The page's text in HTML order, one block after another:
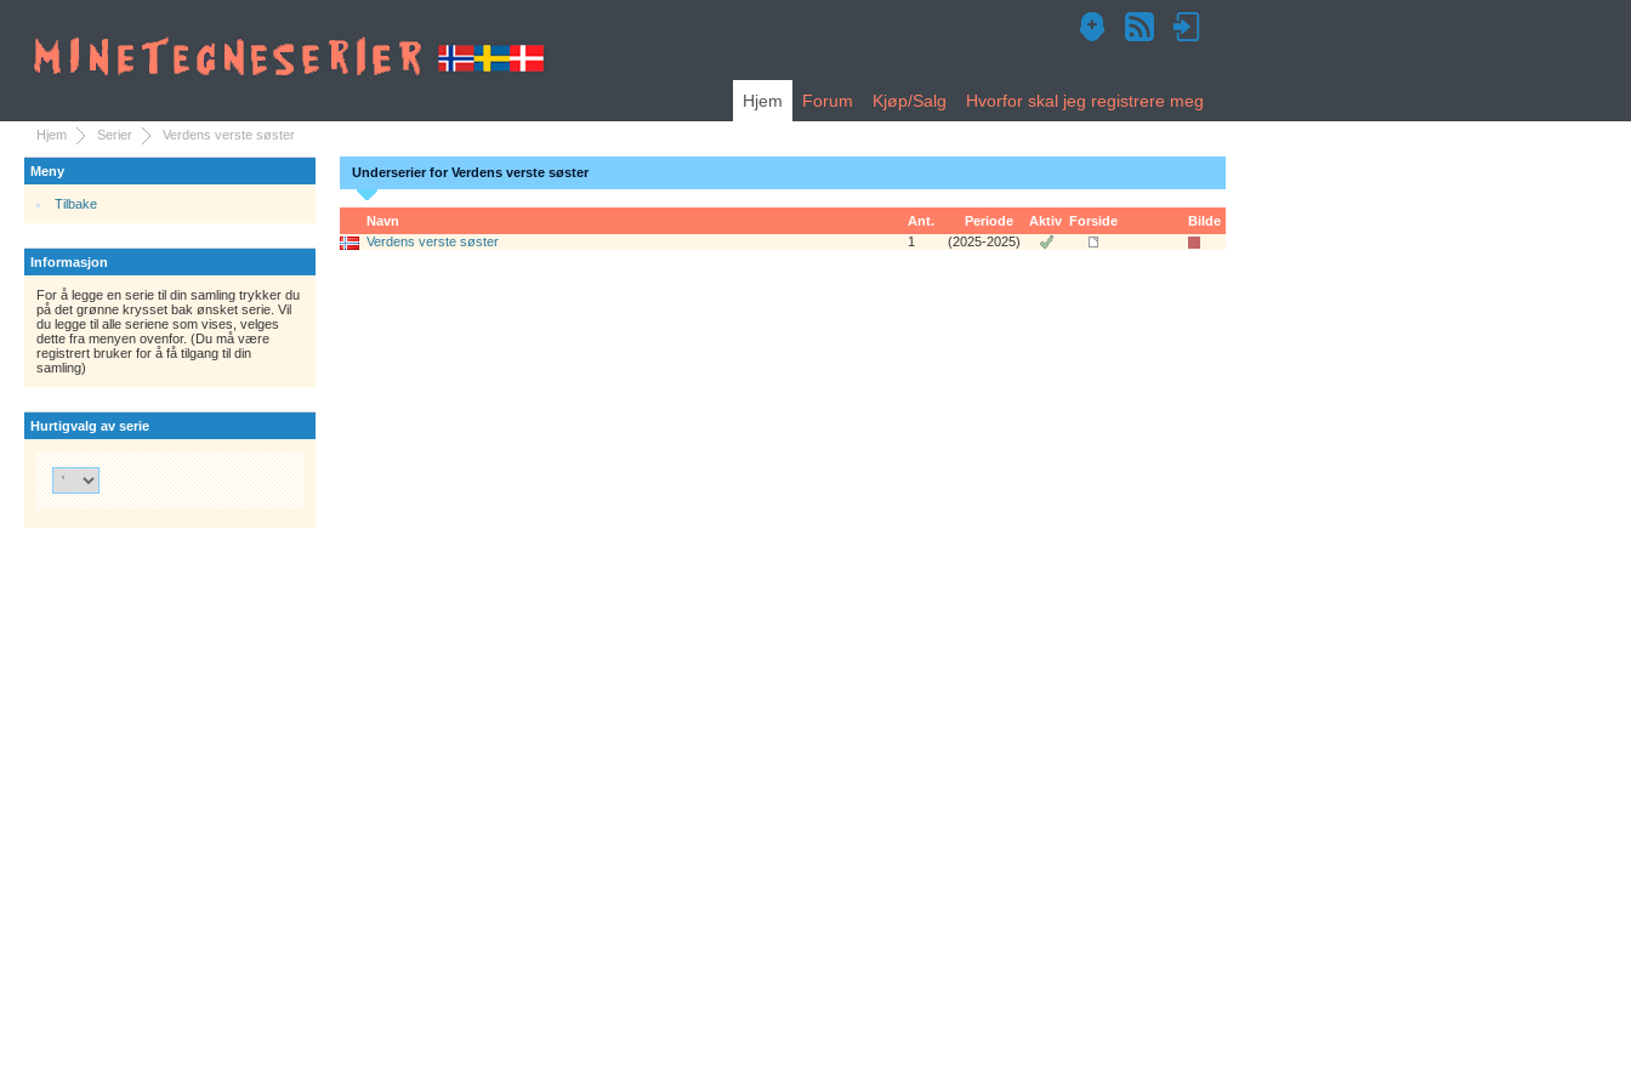
Hjem Forum Kjøp/Salg Hvorfor skal jeg registrere meg
Hjem Serier Verdens verste søster
Meny
Tilbake
Informasjon
For å legge en serie til din samling trykker du
på det grønne krysset bak ønsket serie. Vil
du legge til alle seriene som vises, velges
dette fra menyen ovenfor. (Du må være
registrert bruker for å få tilgang til din
samling)
Hurtigvalg av serie
Underserier for Verdens verste søster
Navn Ant. Periode Aktiv Forside
Bilde
Verdens verste søster
1 (2025-2025)